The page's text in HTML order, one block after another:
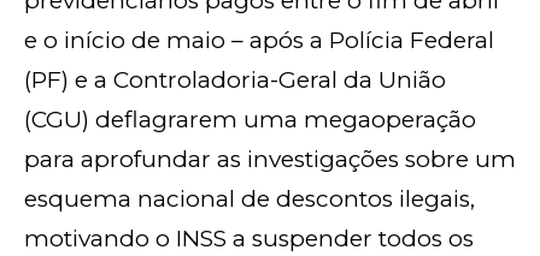
e o início de maio – após a Polícia Federal
(PF) e a Controladoria-Geral da União
(CGU) deflagrarem uma megaoperação
para aprofundar as investigações sobre um
esquema nacional de descontos ilegais,
motivando o INSS a suspender todos os